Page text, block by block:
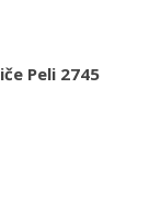
Peli 2745